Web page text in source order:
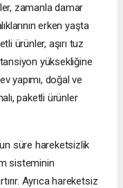
zamanla damar
erken yaşta
ürünler, aşırı tuz
yüksekliğine
yapımı, doğal ve
paketli ürünler
süre hareketsizlik
sisteminin
Ayrıca hareketsiz